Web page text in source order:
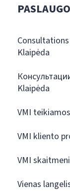
Klaipėda
Klaipėda
VMI
VMI kliento
VMI
Vienas